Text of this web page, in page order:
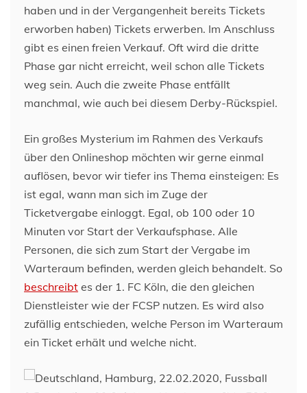
haben und in der Vergangenheit bereits Tickets
erworben haben) Tickets erwerben. Im Anschluss
gibt es einen freien Verkauf. Oft wird die dritte
Phase gar nicht erreicht, weil schon alle Tickets
weg sein. Auch die zweite Phase entfällt
manchmal, wie auch bei diesem Derby-Rückspiel.
Ein großes Mysterium im Rahmen des Verkaufs
über den Onlineshop möchten wir gerne einmal
auflösen, bevor wir tiefer ins Thema einsteigen: Es
ist egal, wann man sich im Zuge der
Ticketvergabe einloggt. Egal, ob 100 oder 10
Minuten vor Start der Verkaufsphase. Alle
Personen, die sich zum Start der Vergabe im
Warteraum befinden, werden gleich behandelt. So
beschreibt es der 1. FC Köln, die den gleichen
Dienstleister wie der FCSP nutzen. Es wird also
zufällig entschieden, welche Person im Warteraum
ein Ticket erhält und welche nicht.